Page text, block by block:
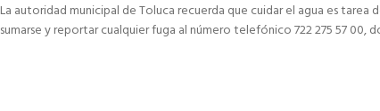
La autoridad municipal de Toluca recuerda que cuidar el agua es
sumarse y reportar cualquier fuga al número telefónico 722 275 57 00,